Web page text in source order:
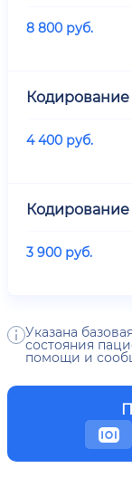
8 800 руб.
4 400 руб.
3 900 руб.
Указана
состояния
помощи и